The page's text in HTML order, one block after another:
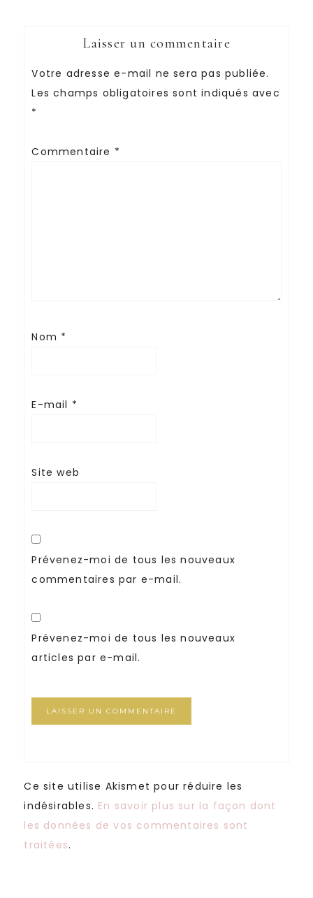
Laisser un commentaire
Votre adresse e-mail ne sera pas publiée.
Les champs obligatoires sont indiqués avec
*
Commentaire *
Nom *
E-mail *
Site web
Prévenez-moi de tous les nouveaux
commentaires par e-mail.
Prévenez-moi de tous les nouveaux
articles par e-mail.
Ce site utilise Akismet pour réduire les
indésirables. En savoir plus sur la façon dont
les données de vos commentaires sont
traitées.